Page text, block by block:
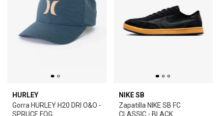
HURLEY
Gorra HURLEY H20 DRI O&O -
SPRUCE FOG
NIKE SB
Zapatilla NIKE SB FC
CLASSIC - BLACK